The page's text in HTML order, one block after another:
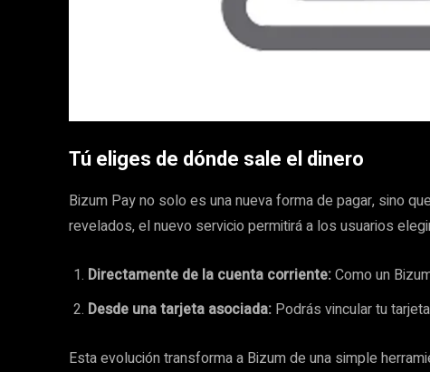
Tú eliges de dónde sale el dinero
Bizum Pay no solo es una nueva forma de pagar, sino
revelados, el nuevo servicio permitirá a los usuarios
Directamente de la cuenta corriente:Como un
Desde una tarjeta asociada: Podrás vincular tu
Esta evolución transforma a Bizum de una simple